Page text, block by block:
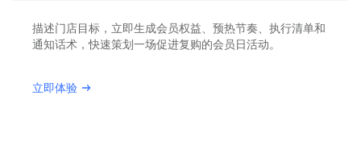
描述门店目标，立即生成会员权益、预热节奏、执行清单和
通知话术，快速策划一场促进复购的会员日活动。
立即体验